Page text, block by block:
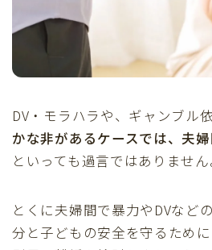
DV・モラハラや、ギャンブル
かな非があるケースでは、夫
といっても過言ではありません
とくに夫婦間で暴力やDVなど
分と子どもの安全を守るため